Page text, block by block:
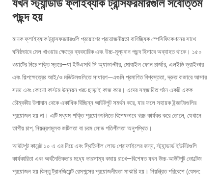
যখন স্ট্যান্ডার্ড ফ্লাইব্যাক ট্রান্সফরমারগুলি সর্বোত্তম
পছন্দ হয়
মানক ফ্লাইব্যাক ট্রান্সফরমারগুলি প্রয়োগের প্রয়োজনীয়তা বাণিজ্যিক স্পেসিফিকেশনের সাথে
ঘনিষ্ঠভাবে মেল খাওয়ার ক্ষেত্রে ব্যবহারিক এবং উচ্চ-মূল্যবান পছন্দ হিসাবে অব্যাহত থাকে। ১৫০
ওয়াটের নিচে শক্তি স্তরে—যা ইউএসবি-সি অ্যাডাপ্টার, মোবাইল ফোন চার্জার, এলইডি ড্রাইভার
এবং শিল্পক্ষেত্রের আই/ও মডিউলগুলিতে সাধারণ—এগুলি প্রমাণিত বিশ্বস্ততা, দ্রুত বাজারে আসার
সময় এবং কোনো কাস্টম উন্নয়ন খরচ ছাড়াই কাজ করে। এদের সহজায়িত গঠন একটি একক
চৌম্বকীয় উপাদান থেকে একাধিক বিচ্ছিন্ন আউটপুট সমর্থন করে, যার ফলে সহায়ক ইন্ডাক্টরগুলির
প্রয়োজন হয় না। এটি মধ্যম-শক্তি প্রয়োগগুলিতে বিশেষভাবে খরচ-কার্যকর করে তোলে, যেখানে
তাপীয় চাপ, নিয়ন্ত্রণমূলক জটিলতা বা চরম লোড গতিশীলতা অনুপস্থিত।
আউটপুট কারেন্ট ১০ এ এর নিচে এবং স্থিতিশীল লোড প্রোফাইলের জন্য, স্ট্যান্ডার্ড ইউনিটগুলি
কার্যকারিতা এবং অর্থনৈতিকতার মধ্যে ভারসাম্য বজায় রাখে—বিশেষত যখন উচ্চ-আউটপুট ভোল্টেজ
প্রয়োজন হয় কিন্তু ট্রানজিয়েন্ট রেসপন্সের প্রয়োজনীয়তা মাঝারি হয়। নিয়ন্ত্রিত পরিবেশে (যেমন: